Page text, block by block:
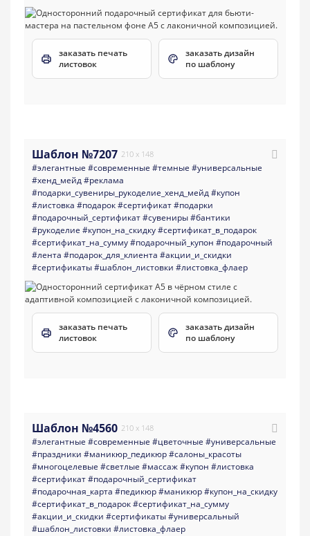
заказать печать
листовок
заказать дизайн
по шаблону
Шаблон №7207 210 x 148
#элегантные #современные #темные #универсальные
#хенд_мейд#реклама
#подарки_сувениры_рукоделие_хенд_мейд#купон
#листовка #подарок#сертификат#подарки
#подарочный_сертификат#сувениры#бантики
#рукоделие #купон_на_скидку#сертификат_в_подарок
#сертификат_на_сумму#подарочный_купон #подарочный
#лента #подарок_для_клиента #акции_и_скидки
#сертификаты#шаблон_листовки #листовка_флаер
заказать печать
листовок
заказать дизайн
по шаблону
Шаблон №4560 210 x 148
#элегантные #современные #цветочные #универсальные
#праздники #маникюр_педикюр#салоны_красоты
#многоцелевые #светлые #массаж#купон #листовка
#сертификат#подарочный_сертификат
#подарочная_карта #педикюр#маникюр#купон_на_скидку
#сертификат_в_подарок#сертификат_на_сумму
#акции_и_скидки #сертификаты#универсальный
#шаблон_листовки #листовка_флаер